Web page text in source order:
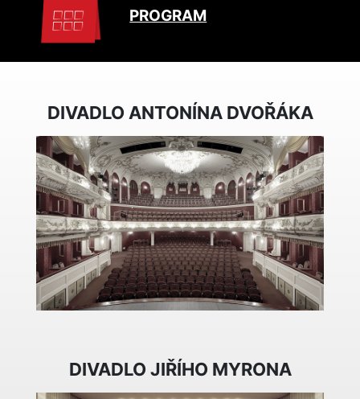
PROGRAM
DIVADLO ANTONÍNA DVOŘÁKA
DIVADLO JIŘÍHO MYRONA